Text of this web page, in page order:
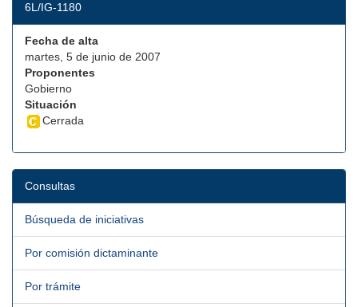
6L/IG-1180
Fecha de alta
martes, 5 de junio de 2007
Proponentes
Gobierno
Situación
Cerrada
Consultas
Búsqueda de iniciativas
Por comisión dictaminante
Por trámite